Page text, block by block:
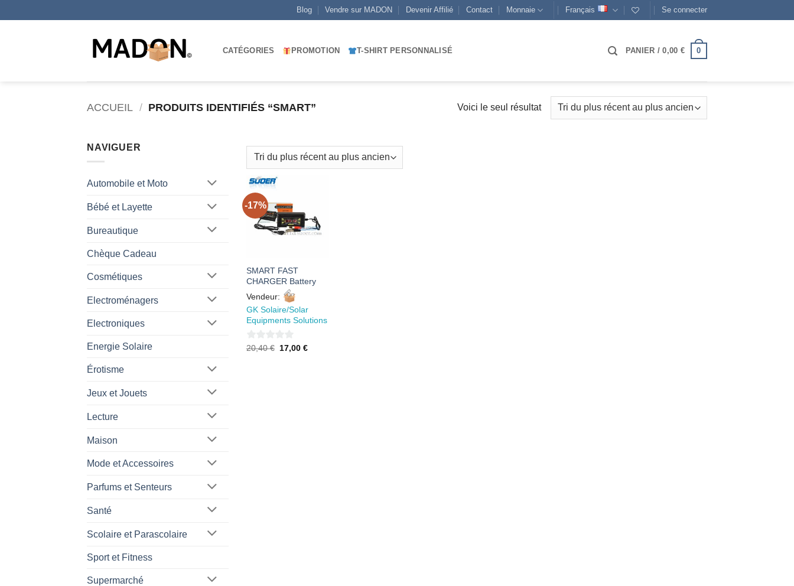
au
Blog Vendre sur MADON Devenir Affilié Contact Monnaie Français Se connecter
CATÉGORIES PROMOTION T-SHIRT PERSONNALISÉ PANIER /0,00 € 0
ACCUEIL / PRODUITS IDENTIFIÉS “SMART” Voici le seul résultat
NAVIGUER
Automobile et Moto
Bébé et Layette
Bureautique
Chèque Cadeau
Cosmétiques
Electroménagers
Electroniques
Energie Solaire
Érotisme
Jeux et Jouets
Lecture
Maison
Mode et Accessoires
Parfums et Senteurs
Santé
Scolaire et Parascolaire
Sport et Fitness
Supermarché
-17%
AJOUTER
À MES
FAVORIS
SMART FAST
CHARGER Battery
Vendeur:
GK Solaire/Solar
Equipments Solutions
0
20,40€ Le
17,00€Le